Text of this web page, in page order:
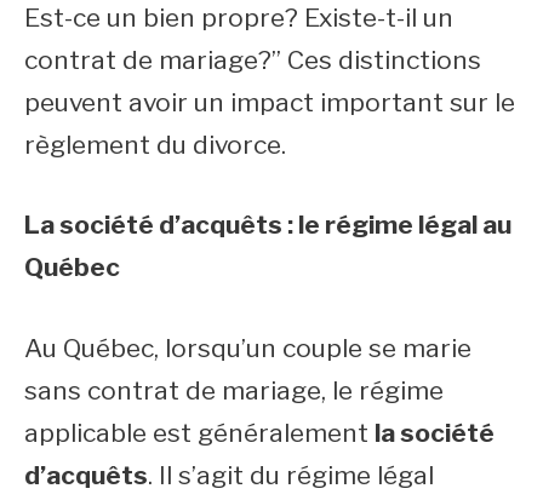
Est-ce un bien propre? Existe-t-il un
contrat de mariage?” Ces distinctions
peuvent avoir un impact important sur le
règlement du divorce.
La société d’acquêts : le régime légal au
Québec
Au Québec, lorsqu’un couple se marie
sans contrat de mariage, le régime
applicable est généralement la société
d’acquêts. Il s’agit du régime légal